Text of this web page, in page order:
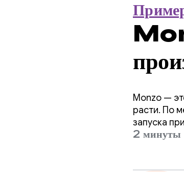
R8.
Monzo —
расти. По
запуска
2 минуты